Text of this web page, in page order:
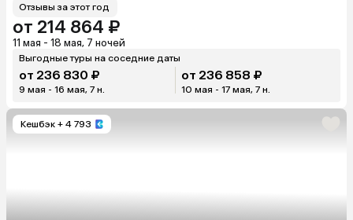
Отзывы за этот год
от 214 864 ₽
11 мая - 18 мая, 7 ночей
Выгодные туры на соседние даты
от 236 830 ₽
9 мая - 16 мая, 7 н.
от 236 858 ₽
10 мая - 17 мая, 7 н.
Кешбэк + 4 793